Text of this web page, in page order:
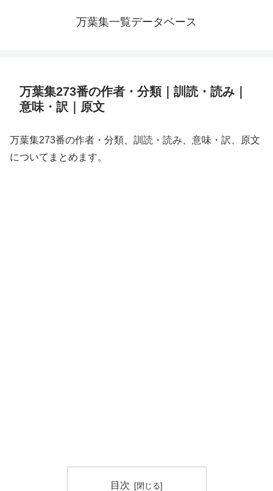
万葉集一覧データベース
万葉集273番の作者・分類｜訓読・読み｜
意味・訳｜原文
万葉集273番の作者・分類、訓読・読み、意味・訳、原文
についてまとめます。
目次